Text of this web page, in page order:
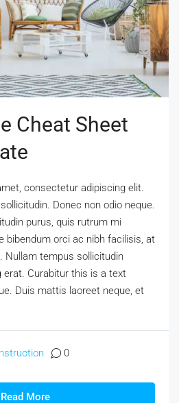
Cheat Sheet
consectetur adipiscing elit.
Donec non odio neque.
purus, quis rutrum mi
bibendum orci ac nibh facilisis, at
Nullam tempus sollicitudin
Curabitur this is a text
Duis mattis laoreet neque, et
0
Read More